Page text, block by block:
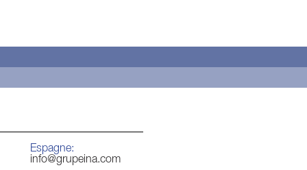
Espagne:
info@grupeina.com